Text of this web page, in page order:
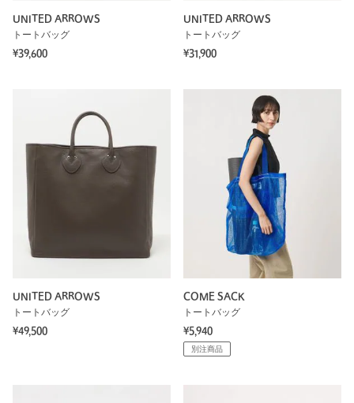
UNITED ARROWS
トートバッグ
¥39,600
UNITED ARROWS
トートバッグ
¥31,900
UNITED ARROWS
トートバッグ
¥49,500
COME SACK
トートバッグ
¥5,940
別注商品